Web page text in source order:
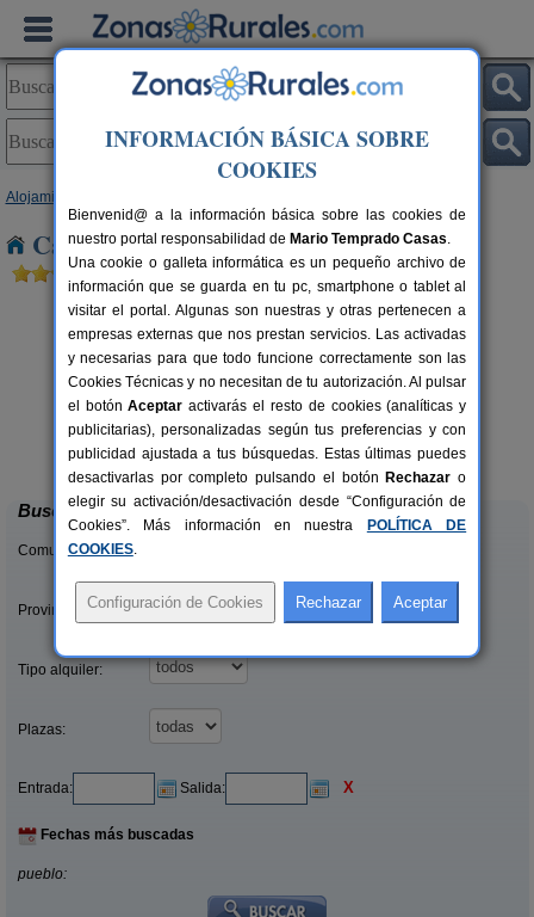
Alojamientos
Casas Rurales cerca de Pina de Ebro
6+4 pers.
desde35 €
Casa Rural Cuenta La Leyenda
Bulbuente (Zaragoza)
Buscar
Comunidades:
Provincias/Islas:
Tipo alquiler:
Plazas:
Entrada: Salida: X
Fechas más buscadas
pueblo:
INFORMACIÓN BÁSICA SOBRE
COOKIES
Bienvenid@ a la información básica sobre las cookies de
nuestro portal responsabilidad de Mario Temprado Casas.
Una cookie o galleta informática es un pequeño archivo de
información que se guarda en tu pc, smartphone o tablet al
visitar el portal. Algunas son nuestras y otras pertenecen a
empresas externas que nos prestan servicios. Las activadas
y necesarias para que todo funcione correctamente son las
Cookies Técnicas y no necesitan de tu autorización. Al pulsar
el botónAceptar activarás el resto de cookies (analíticas y
publicitarias), personalizadas según tus preferencias y con
publicidad ajustada a tus búsquedas. Estas últimas puedes
desactivarlas por completo pulsando el botón Rechazar o
elegir su activación/desactivación desde “Configuración de
Cookies”. Más información en nuestra
POLÍTICA DE
COOKIES.